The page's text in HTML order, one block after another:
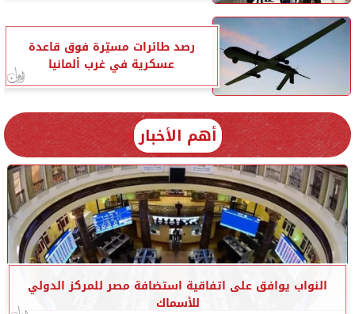
رصد طائرات مسيّرة فوق قاعدة
عسكرية في غرب ألمانيا
أهم الأخبار
النواب يوافق على اتفاقية استضافة مصر للمركز الدولي
للأسماك